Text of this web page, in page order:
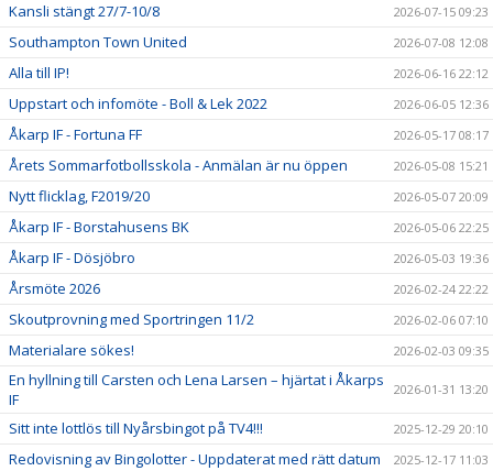
Kansli stängt 27/7-10/8 2026-07-15 09:23
Southampton Town United 2026-07-08 12:08
Alla till IP! 2026-06-16 22:12
Uppstart och infomöte - Boll & Lek 2022 2026-06-05 12:36
Åkarp IF - Fortuna FF 2026-05-17 08:17
Årets Sommarfotbollsskola - Anmälan är nu öppen 2026-05-08 15:21
Nytt flicklag, F2019/20 2026-05-07 20:09
Åkarp IF - Borstahusens BK 2026-05-06 22:25
Åkarp IF - Dösjöbro 2026-05-03 19:36
Årsmöte 2026 2026-02-24 22:22
Skoutprovning med Sportringen 11/2 2026-02-06 07:10
Materialare sökes! 2026-02-03 09:35
En hyllning till Carsten och Lena Larsen – hjärtat i Åkarps
IF
2026-01-31 13:20
Sitt inte lottlös till Nyårsbingot på TV4!!! 2025-12-29 20:10
Redovisning av Bingolotter - Uppdaterat med rätt datum 2025-12-17 11:03